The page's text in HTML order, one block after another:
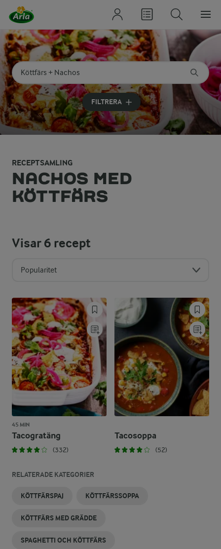
Sök på kategori eller ingrediens
Skriv in sökord för att få förslag
FILTRERA
RECEPTSAMLING
NACHOS MED
KÖTTFÄRS
Visar6 recept
Popularitet
45 MIN
Tacogratäng
(332)
Tacosoppa
(52)
RELATERADE KATEGORIER
KÖTTFÄRSPAJ KÖTTFÄRSSOPPA
KÖTTFÄRS MED GRÄDDE
SPAGHETTI OCH KÖTTFÄRS